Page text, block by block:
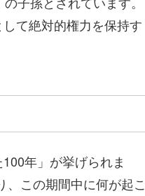
て絶対的権力を保持す
年」が挙げられま
この期間中に何が起こ